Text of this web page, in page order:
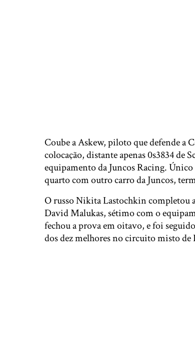
Coube a Askew, piloto que defende a
colocação, distante apenas 0s3834
equipamento da Juncos Racing.
quarto com outro carro da Juncos,
O russo Nikita Lastochkin completou
David Malukas, sétimo com o
fechou a prova em oitavo, e foi
dos dez melhores no circuito misto